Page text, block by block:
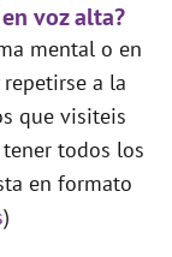
voz alta?
mental o en
a la
que visiteis
todos los
en formato
)